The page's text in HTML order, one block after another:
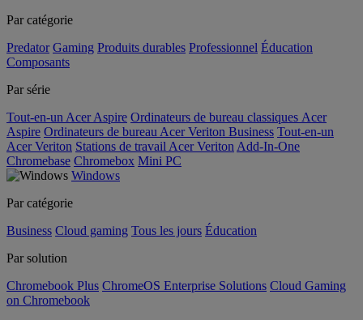
Par catégorie
Predator Gaming Produits durables Professionnel Éducation
Composants
Par série
Tout-en-un Acer Aspire Ordinateurs de bureau classiques Acer
Aspire Ordinateurs de bureau Acer Veriton Business Tout-en-un
Acer Veriton Stations de travail Acer Veriton Add-In-One
Chromebase Chromebox Mini PC
Windows
Par catégorie
Business Cloud gaming Tous les jours Éducation
Par solution
Chromebook Plus ChromeOS Enterprise Solutions Cloud Gaming
on Chromebook